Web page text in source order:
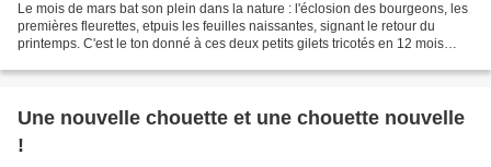
Le mois de mars bat son plein dans la nature : l'éclosion des bourgeons, les
premières fleurettes, etpuis les feuilles naissantes, signant le retour du
printemps. C'est le ton donné à ces deux petits gilets tricotés en 12 mois
Une nouvelle chouette et une chouette nouvelle
!